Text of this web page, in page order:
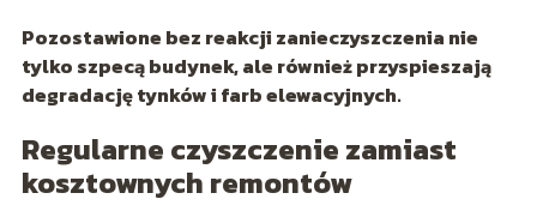
Pozostawione bez reakcji zanieczyszczenia nie
tylko szpecą budynek, ale również przyspieszają
degradację tynków i farb elewacyjnych.
Regularne czyszczenie zamiast
kosztownych remontów